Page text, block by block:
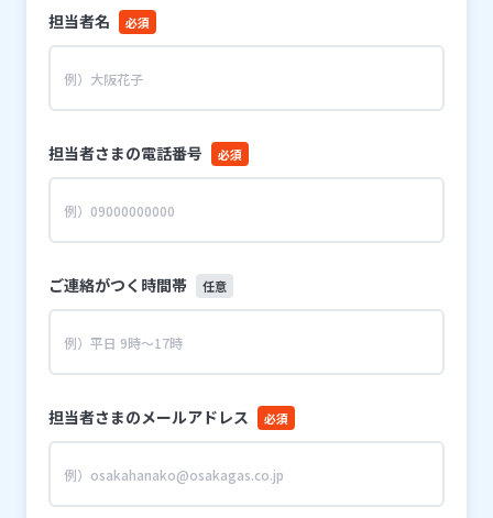
担当者名 必須
担当者さまの電話番号 必須
ご連絡がつく時間帯 任意
担当者さまのメールアドレス 必須